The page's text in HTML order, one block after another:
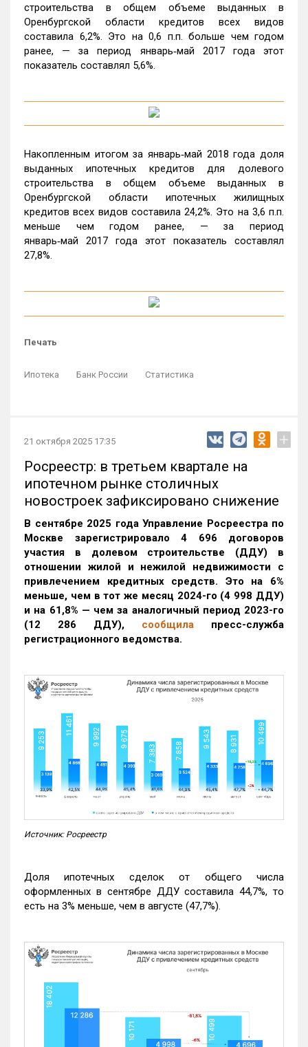
строительства в общем объеме выданных в
Оренбургской области кредитов всех видов
составила 6,2%. Это на 0,6 п.п. больше чем годом
ранее, — за период январь‑май 2017 года этот
показатель составлял 5,6%.
Накопленным итогом за январь‑май 2018 года доля
выданных ипотечных кредитов для долевого
строительства в общем объеме выданных в
Оренбургской области ипотечных жилищных
кредитов всех видов составила 24,2%. Это на 3,6 п.п.
меньше чем годом ранее, — за период
январь‑май 2017 года этот показатель составлял
27,8%.
Печать
Ипотека Банк России Статистика
21 октября 2025 17:35 +
Росреестр: в третьем квартале на
ипотечном рынке столичных
новостроек зафиксировано снижение
В сентябре 2025 года Управление Росреестра по
Москве зарегистрировало 4 696 договоров
участия в долевом строительстве (ДДУ) в
отношении жилой и нежилой недвижимости с
привлечением кредитных средств. Это на 6%
меньше, чем в тот же месяц 2024-го (4 998 ДДУ)
и на 61,8% — чем за аналогичный период 2023-го
(12 286 ДДУ), сообщила пресс-служба
регистрационного ведомства.
Источник: Росреестр
Доля ипотечных сделок от общего числа
оформленных в сентябре ДДУ составила 44,7%, то
есть на 3% меньше, чем в августе (47,7%).